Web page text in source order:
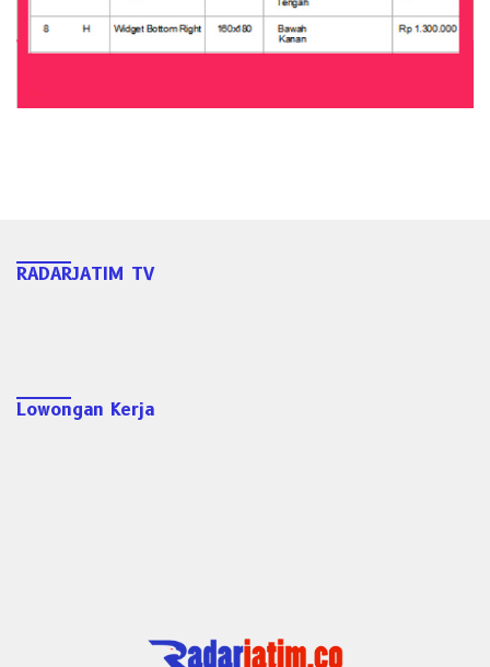
RADARJATIM TV
Lowongan Kerja